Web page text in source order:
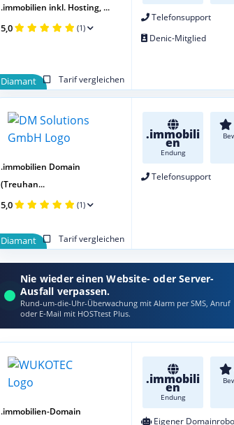
Telefonsupport
Denic-Mitglied
Diamant Tarif vergleichen
.immobilien inkl. Hosting, ...
5,0 (1)
.immobili
en
Endung
Telefonsupport
Diamant Tarif vergleichen
.immobilien Domain
(Treuhan...
5,0 (1)
Nie wieder einen Website- oder Server-
Ausfall verpassen.
Rund-um-die-Uhr-Überwachung mit Alarm per SMS, Anruf
oder E‑Mail mit HOSTtest Plus.
.immobili
en
Endung
Eigener
.immobilien-Domain